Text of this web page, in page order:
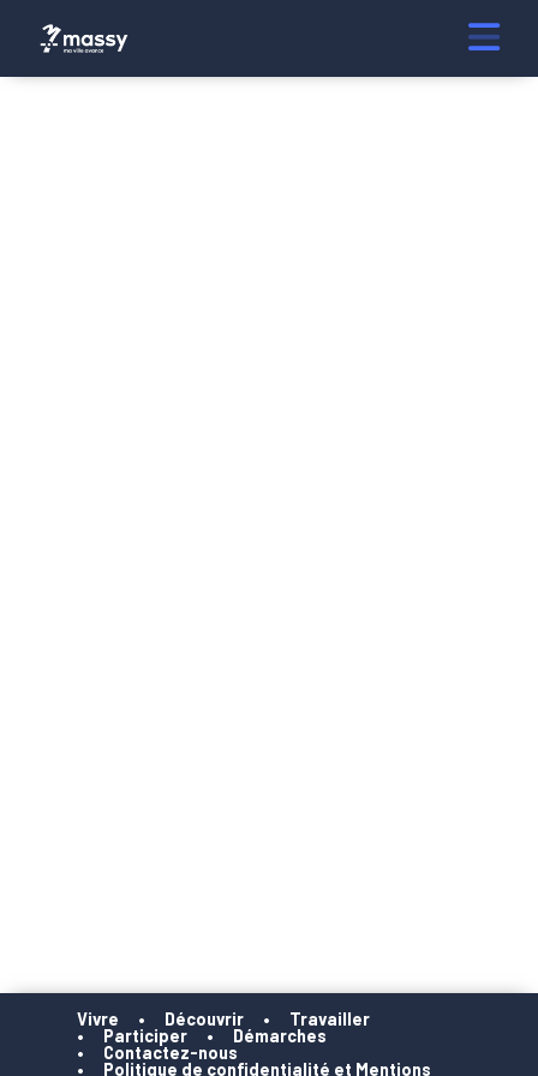
Vivre Découvrir
Travailler
Participer
Démarches
Contactez-nous
Politique de confidentialité et Mentions